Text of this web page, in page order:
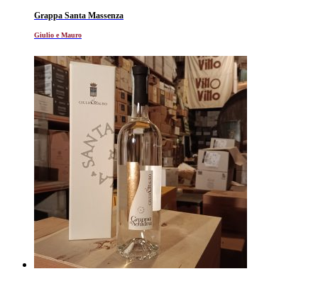
Grappa Santa Massenza
Giulio e Mauro